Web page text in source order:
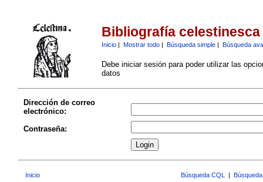
Bibliografía celestinesca
Inicio| Mostrar todo| Búsqueda simple| Búsqueda
Debe iniciar sesión para poder utilizar las
datos
Dirección de correo
electrónico:
Contraseña:
Inicio Búsqueda CQL |